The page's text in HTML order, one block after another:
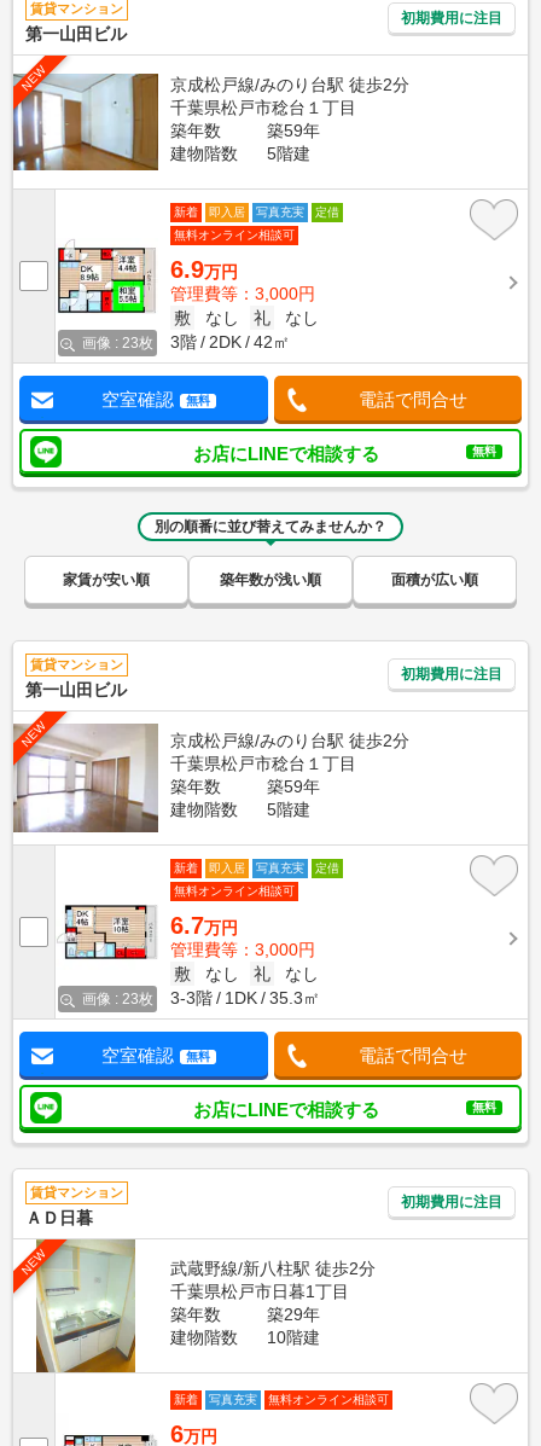
賃貸マンション
第一山田ビル
初期費用に注目
NEW
京成松戸線/みのり台駅 徒歩2分
千葉県松戸市稔台１丁目
築年数
築59年
建物階数
5階建
画像 : 23枚
新着 即入居 写真充実
定借
無料オンライン相談可
6.9万円
管理費等：3,000円
敷
なし 礼
なし
3階
2DK 42㎡
空室確認 無料 電話で問合せ
お店にLINEで相談する 無料
別の順番に並び替えてみませんか？
家賃が安い順 築年数が浅い順 面積が広い順
賃貸マンション
第一山田ビル
初期費用に注目
NEW
京成松戸線/みのり台駅 徒歩2分
千葉県松戸市稔台１丁目
築年数
築59年
建物階数
5階建
画像 : 23枚
新着 即入居 写真充実
定借
無料オンライン相談可
6.7万円
管理費等：3,000円
敷
なし 礼
なし
3-3階
1DK 35.3㎡
空室確認 無料 電話で問合せ
お店にLINEで相談する 無料
賃貸マンション
ＡＤ日暮
初期費用に注目
NEW
武蔵野線/新八柱駅 徒歩2分
千葉県松戸市日暮1丁目
築年数
築29年
建物階数
10階建
新着 写真充実 無料オンライン相談可
6万円